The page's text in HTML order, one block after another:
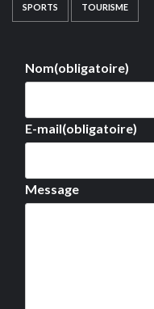
SPORTS TOURISME
Nom(obligatoire)
E-mail(obligatoire)
Message